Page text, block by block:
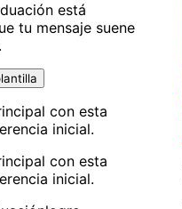
está
tu mensaje suene
con esta
inicial.
con esta
inicial.